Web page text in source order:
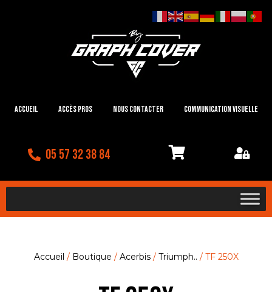
Accueil Accès Pros Nous contacter Communication visuelle
05 57 32 38 84
Accueil / Boutique / Acerbis/ Triumph.. / TF 250X